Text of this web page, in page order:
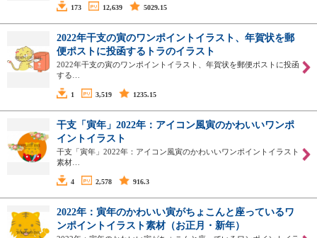
173 12,639 5029.15
2022年干支の寅のワンポイントイラスト、年賀状を郵
便ポストに投函するトラのイラスト
2022年干支の寅のワンポイントイラスト、年賀状を郵便ポストに投函
する…
1 3,519 1235.15
干支「寅年」2022年：アイコン風寅のかわいいワンポ
イントイラスト
干支「寅年」2022年：アイコン風寅のかわいいワンポイントイラスト
素材…
4 2,578 916.3
2022年：寅年のかわいい寅がちょこんと座っているワ
ンポイントイラスト素材（お正月・新年）